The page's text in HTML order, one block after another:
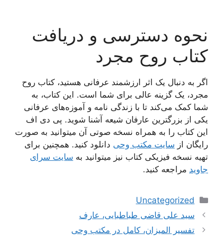
نحوه دسترسی و دریافت
کتاب روح مجرد
اگر به دنبال یک اثر ارزشمند عرفانی هستید، کتاب روح
مجرد، یک گزینه عالی برای شما است. این کتاب، به
شما کمک می‌کند تا با زندگی نامه و آموزه‌های عرفانی
یکی از بزرگترین عارفان شیعه آشنا شوید. پی دی اف
این کتاب را به همراه نسخه صوتی آن میتوانید به صورت
رایگان از سایت مکتب وحی دانلود کنید. همچنین برای
تهیه نسخه فیزیکی کتاب نیز میتوانید به سایت سرای
جاوید مراجعه کنید.
دسته‌ها
Uncategorized
ناوبری
نوشته‌ها
سید علی قاضی طباطبایی، عارف
تفسیر المیزان، کامل در مکتب وحی